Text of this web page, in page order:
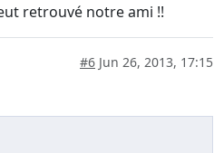
retrouvé notre ami !!
#6 Jun 26, 2013, 17:15